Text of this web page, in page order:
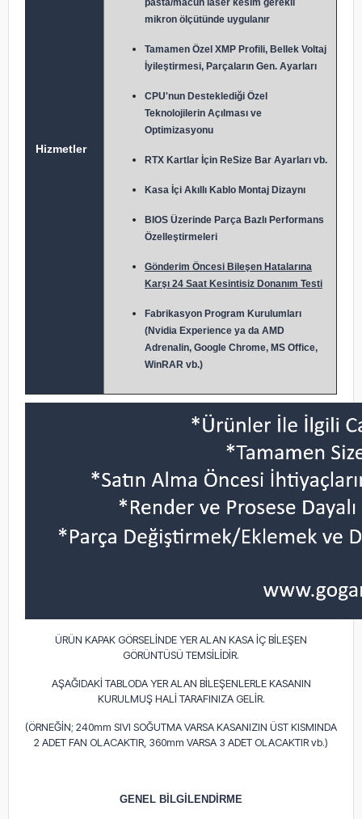
Hizmetler
pasta/macun laser kesim gerekli
mikron ölçütünde uygulanır
Tamamen Özel XMP Profili, Bellek Voltaj
İyileştirmesi, Parçaların Gen. Ayarları
CPU'nun Desteklediği Özel
Teknolojilerin Açılması ve
Optimizasyonu
RTX Kartlar İçin ReSize Bar Ayarları vb.
Kasa İçi Akıllı Kablo Montaj Dizaynı
BIOS Üzerinde Parça Bazlı Performans
Özelleştirmeleri
Gönderim Öncesi Bileşen Hatalarına
Karşı 24 Saat Kesintisiz Donanım Testi
Fabrikasyon Program Kurulumları
(Nvidia Experience ya da AMD
Adrenalin, Google Chrome, MS Office,
WinRAR vb.)
ÜRÜN KAPAK GÖRSELİNDE YER ALAN KASA İÇ BİLEŞEN
GÖRÜNTÜSÜ TEMSİLİDİR.
AŞAĞIDAKİ TABLODA YER ALAN BİLEŞENLERLE KASANIN
KURULMUŞ HALİ TARAFINIZA GELİR.
(ÖRNEĞİN; 240mm SIVI SOĞUTMA VARSA KASANIZIN ÜST KISMINDA
2 ADET FAN OLACAKTIR, 360mm VARSA 3 ADET OLACAKTIR vb.)
GENEL BİLGİLENDİRME